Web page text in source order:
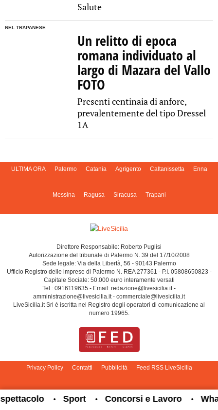
• Sport • Concorsi e Lavoro •
Salute
NEL TRAPANESE
Un relitto di epoca
romana individuato al
largo di Mazara del Vallo
FOTO
Presenti centinaia di anfore,
prevalentemente del tipo Dressel
1A
ULTIMA ORA Palermo Catania Agrigento Caltanissetta Enna
Messina Ragusa Siracusa Trapani
Direttore Responsabile: Roberto Puglisi
Autorizzazione del tribunale di Palermo N. 39 del 17/10/2008
Sede legale: Via della Libertà, 56 - 90143 Palermo
Ufficio Registro delle imprese di Palermo N. REA 277361 - P.I. 05808650823 -
Capitale Sociale: 50.000 euro interamente versati
Tel.: 0916119635 - Email: redazione@livesicilia.it -
amministrazione@livesicilia.it - commerciale@livesicilia.it
LiveSicilia.it Srl è iscritta nel Registro degli operatori di comunicazione al
numero 19965.
Privacy Policy Contatti Pubblicità Feed RSS LiveSicilia